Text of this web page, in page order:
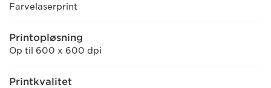
Farvelaserprint
Printopløsning
Op til 600 x 600 dpi
Printkvalitet